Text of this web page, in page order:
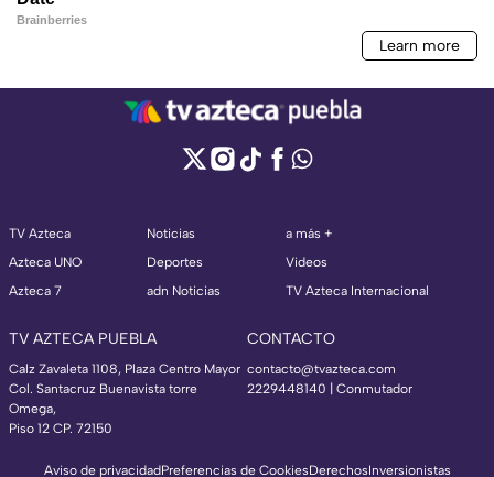
TV Azteca
Azteca UNO
Azteca 7
Noticias
Deportes
adn Noticias
a más +
Videos
TV Azteca Internacional
TV AZTECA PUEBLA
Calz Zavaleta 1108, Plaza Centro Mayor
Col. Santacruz Buenavista torre
Omega,
Piso 12 CP. 72150
CONTACTO
contacto@tvazteca.com
2229448140 | Conmutador
Aviso de privacidadPreferencias de CookiesDerechosInversionistas